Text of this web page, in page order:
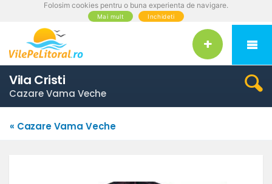
Folosim cookies pentru o buna experienta de navigare.
Mai mult Inchideti
Vila Cristi
Cazare Vama Veche
« Cazare Vama Veche